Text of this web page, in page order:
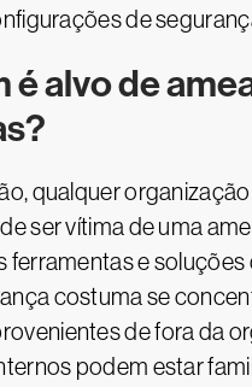
de
é alvo de
qualquer
ser vítima de uma
ferramentas e soluções
costuma se
de fora da
podem estar